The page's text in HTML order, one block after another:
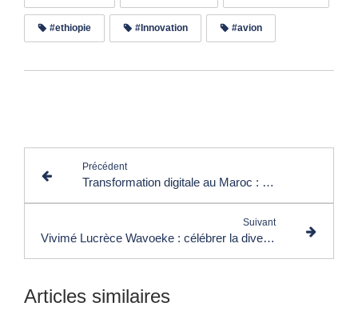
#ethiopie #Innovation #avion
Précédent
Transformation digitale au Maroc : levier clé pour l'innovation et l'efficacité des entreprises
Suivant
Vivimé Lucrèce Wavoeke : célébrer la diversité et l’humain
Articles similaires